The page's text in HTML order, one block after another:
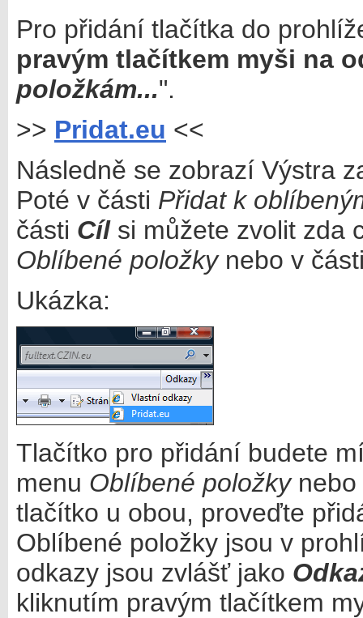
Pro přidání tlačítka do
pravým tlačítkem myši na
položkám...".
>> Pridat.eu <<
Následně se zobrazí Výstra
Poté v části Přidat k
části Cílsi můžete zvolit zda
Oblíbené položkynebo v
Ukázka:
Tlačítko pro přidání budete
menu Oblíbené položkynebo
tlačítko u obou, proveďte
Oblíbené položky jsou v
odkazy jsou zvlášť jako
kliknutím pravým tlačítkem